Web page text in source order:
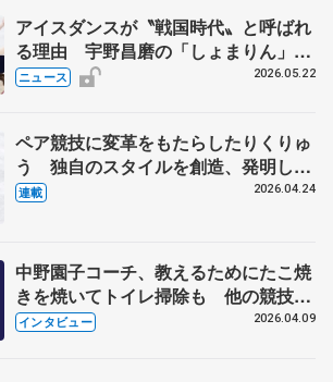
アイスダンスが〝戦国時代〟と呼ばれ
る理由 宇野昌磨の「しょまりん」ら
実力者が相次いで参戦 国内の競争激
ニュース 2026.05.22
ペア競技に変革をもたらしたりくりゅ
う 独自のスタイルを創造、発明した
【引退発表後②】
連載 2026.04.24
中野園子コーチ、教えるためにたこ焼
きを焼いてトイレ掃除も 他の競技に
も通用するという坂本花織の筋肉
インタビュー 2026.04.09